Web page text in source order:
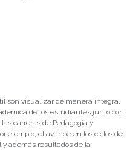
son visualizar de manera íntegra,
de los estudiantes junto con
carreras de Pedagogía y
ejemplo, el avance en los ciclos de
además resultados de la